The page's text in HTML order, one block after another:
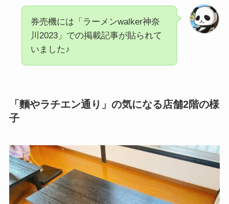
券売機には「ラーメンwalker神奈
川2023」での掲載記事が貼られて
いました♪
「麵やラチエン通り」の気になる店舗2階の様
子